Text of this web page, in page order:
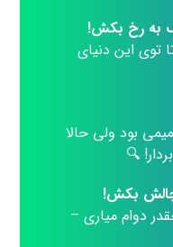
به رخ بکش!
توی این دنیای
بود ولی حالا
🔍
چالش بکش!
دوام میاری –